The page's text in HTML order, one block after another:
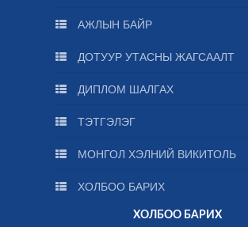
АЖЛЫН БАЙР
ДОТУУР УТАСНЫ ЖАГСААЛТ
ДИПЛОМ ШАЛГАХ
ТЭТГЭЛЭГ
МОНГОЛ ХЭЛНИЙ ВИКИТОЛЬ
ХОЛБОО БАРИХ
ХОЛБОО БАРИХ